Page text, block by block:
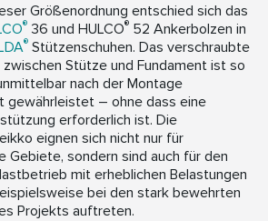
Größenordnung entschied sich das
® 36 und HULCO® 52 Ankerbolzen in
® Stützenschuhen. Das verschraubte
Stütze und Fundament ist so
nach der Montage
gewährleistet – ohne dass eine
erforderlich ist. Die
eignen sich nicht nur für
Gebiete, sondern sind auch für den
mit erheblichen Belastungen
bei den stark bewehrten
Projekts auftreten.